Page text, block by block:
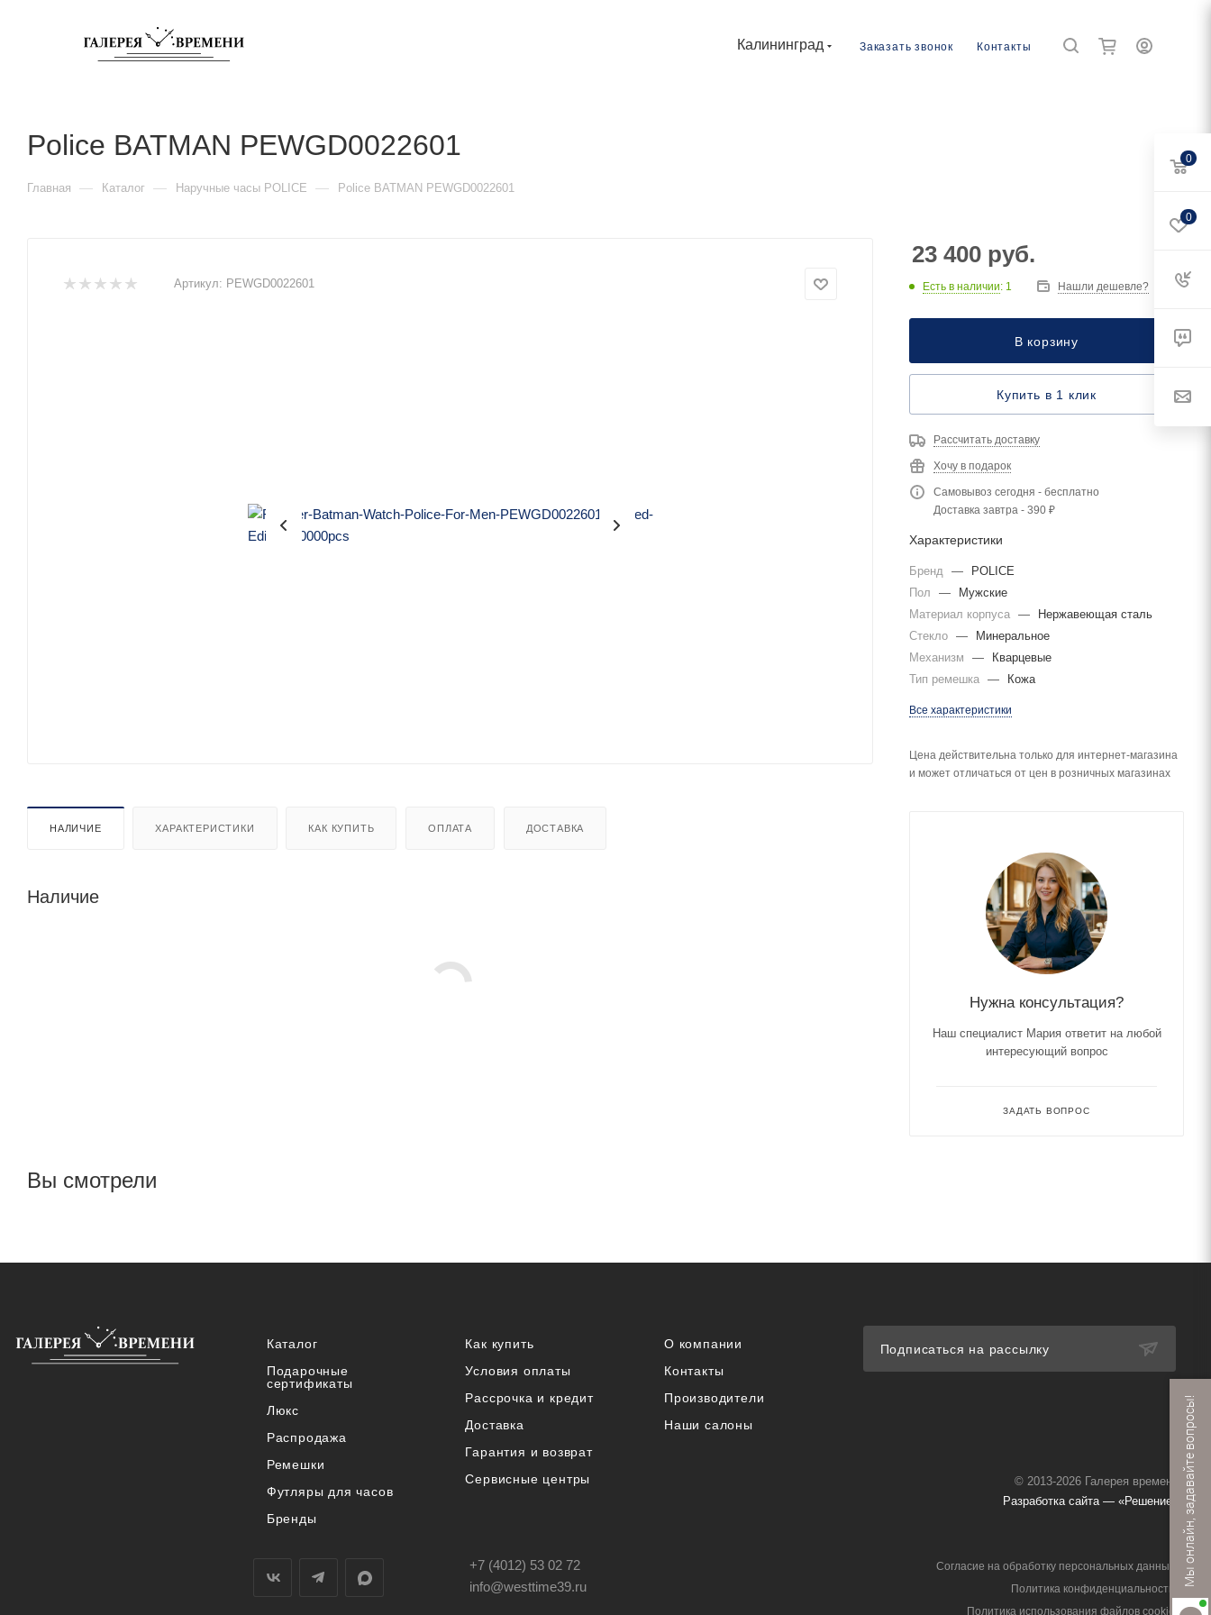
Калининград Заказать звонок Контакты
Police BATMAN PEWGD0022601
Главная — Каталог — Наручные часы POLICE — Police BATMAN PEWGD0022601
Артикул: PEWGD0022601
НАЛИЧИЕ ХАРАКТЕРИСТИКИ КАК КУПИТЬ ОПЛАТА ДОСТАВКА
Наличие
23 400 руб.
Есть в наличии: 1 Нашли дешевле?
В корзину
Купить в 1 клик
Рассчитать доставку
Хочу в подарок
Самовывоз сегодня - бесплатно
Доставка завтра - 390 ₽
Характеристики
Бренд —
POLICE
Пол
—
Мужские
Материал корпуса —
Нержавеющая сталь
Стекло —
Минеральное
Механизм
—
Кварцевые
Тип ремешка — Кожа
Все характеристики
Цена действительна только для интернет-магазина
и может отличаться от цен в розничных магазинах
Нужна консультация?
Наш специалист Мария ответит на любой
интересующий вопрос
ЗАДАТЬ ВОПРОС
Вы смотрели
Каталог
Подарочные
сертификаты
Люкс
Распродажа
Ремешки
Футляры для часов
Бренды
Как купить
Условия оплаты
Рассрочка и кредит
Доставка
Гарантия и возврат
Сервисные центры
О компании
Контакты
Производители
Наши салоны
Подписаться на рассылку
© 2013-2026 Галерея времени
Разработка сайта — «Решение»
+7 (4012) 53 02 72
info@westtime39.ru
Согласие на обработку персональных данных
Политика конфиденциальности
Политика использования файлов cookie
0
0
Мы онлайн, задавайте вопросы!